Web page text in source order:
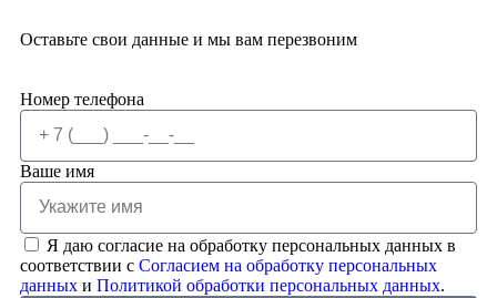
Оставьте свои данные и мы вам перезвоним
Номер телефона
Ваше имя
Я даю согласие на обработку персональных данных в
соответствии с Согласием на обработку персональных
данных и Политикой обработки персональных данных.